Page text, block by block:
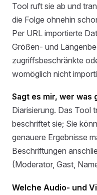
Tool ruft sie ab und
die Folge ohnehin
Per URL importierte
Größen- und
zugriffsbeschränkte
womöglich nicht
Sagt es mir, wer was
Diarisierung. Das Tool
beschriftet sie; Sie
genauere Ergebnisse
Beschriftungen
(Moderator, Gast,
Welche Audio- und